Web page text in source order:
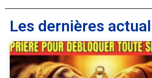
Les dernières